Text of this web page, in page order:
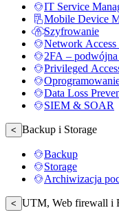
IT Service
Mobile Device
Szyfrowanie
Network Access
2FA – podwójna
Privileged
Data Loss
SIEM & SOAR
< Backup i Storage
Backup
Storage
Archiwizacja
< UTM, Web firewall i